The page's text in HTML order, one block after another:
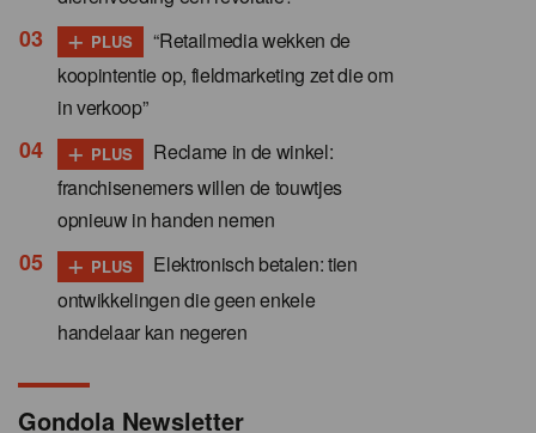
+ PLUS
“Retailmedia wekken de
koopintentie op, fieldmarketing zet die om
in verkoop”
+ PLUS
Reclame in de winkel:
franchisenemers willen de touwtjes
opnieuw in handen nemen
+ PLUS
Elektronisch betalen: tien
ontwikkelingen die geen enkele
handelaar kan negeren
Gondola Newsletter